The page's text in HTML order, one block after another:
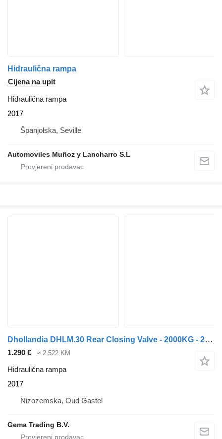
Hidraulična rampa
Cijena na upit
Hidraulična rampa
2017
Španjolska, Seville
Automoviles Muñoz y Lancharro S.L
Dhollandia DHLM.30 Rear Closing Valve - 2000KG - 2 Meters Long - 2.5 Meters
1.290 € ≈ 2.522 KM
Hidraulična rampa
2017
Nizozemska, Oud Gastel
Gema Trading B.V.